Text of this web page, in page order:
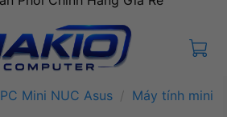
PC Mini NUC Asus / Máy tính mini